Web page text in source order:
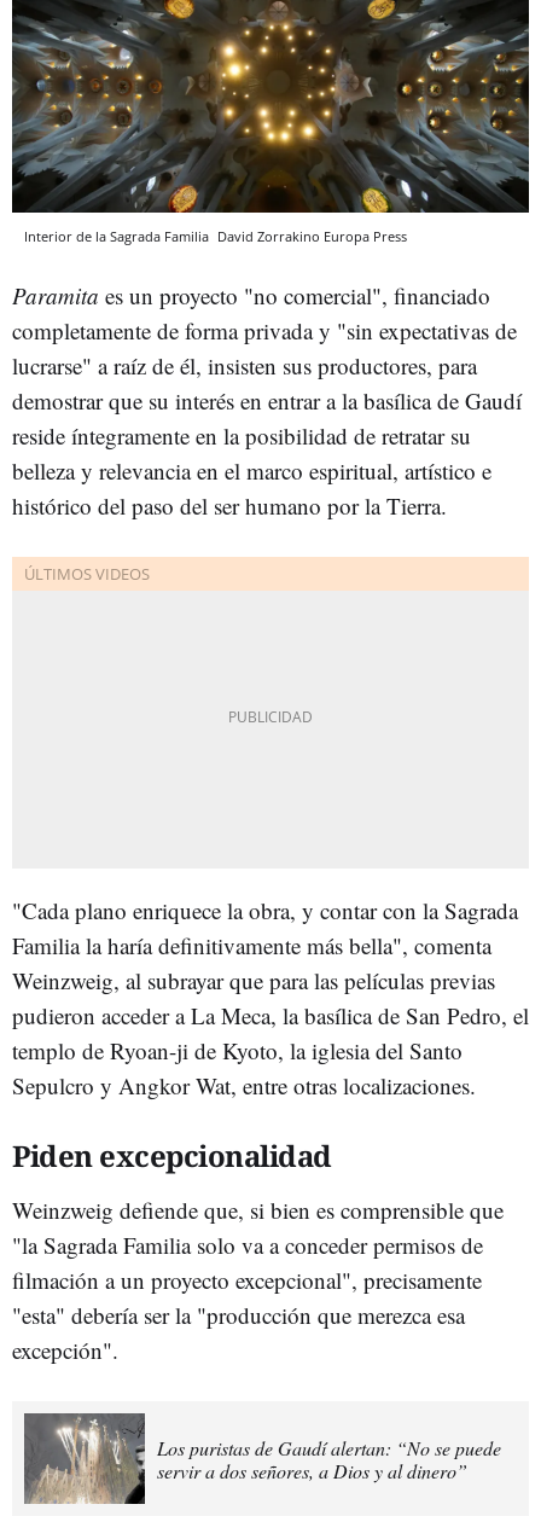
Interior de la Sagrada Familia David Zorrakino Europa Press
Paramita es un proyecto "no comercial", financiado
completamente de forma privada y "sin expectativas de
lucrarse" a raíz de él, insisten sus productores, para
demostrar que su interés en entrar a la basílica de Gaudí
reside íntegramente en la posibilidad de retratar su
belleza y relevancia en el marco espiritual, artístico e
histórico del paso del ser humano por la Tierra.
"Cada plano enriquece la obra, y contar con la Sagrada
Familia la haría definitivamente más bella", comenta
Weinzweig, al subrayar que para las películas previas
pudieron acceder a La Meca, la basílica de San Pedro, el
templo de Ryoan-ji de Kyoto, la iglesia del Santo
Sepulcro y Angkor Wat, entre otras localizaciones.
Piden excepcionalidad
Weinzweig defiende que, si bien es comprensible que
"la Sagrada Familia solo va a conceder permisos de
filmación a un proyecto excepcional", precisamente
"esta" debería ser la "producción que merezca esa
excepción".
Los puristas de Gaudí alertan: “No se puede
servir a dos señores, a Dios y al dinero”